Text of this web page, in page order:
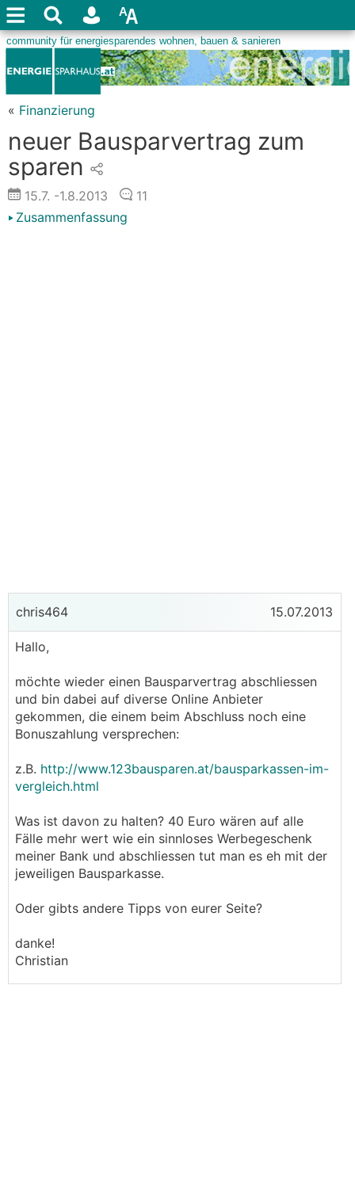
« Finanzierung
neuer Bausparvertrag zum
sparen
15.7. -1.8.2013
11
Zusammenfassung
chris464 15.07.2013
Hallo,
möchte wieder einen Bausparvertrag abschliessen
und bin dabei auf diverse Online Anbieter
gekommen, die einem beim Abschluss noch eine
Bonuszahlung versprechen:
z.B. http://www.123bausparen.at/bausparkassen-im-
vergleich.html
Was ist davon zu halten? 40 Euro wären auf alle
Fälle mehr wert wie ein sinnloses Werbegeschenk
meiner Bank und abschliessen tut man es eh mit der
jeweiligen Bausparkasse.
Oder gibts andere Tipps von eurer Seite?
danke!
Christian